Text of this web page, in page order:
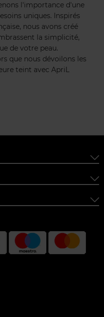
l'importance d'une
uniques. Inspirés
nous avons créé
la simplicité,
de votre peau.
que nous dévoilons les
teint avec ApriL